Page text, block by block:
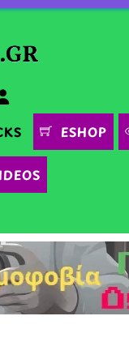
ESHOP